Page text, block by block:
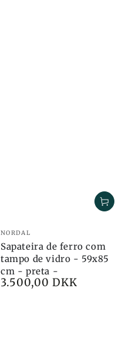
Marca:
NORDAL
Sapateira de ferro com
tampo de vidro - 59x85
cm - preta -
Preço
3.500,00 DKK